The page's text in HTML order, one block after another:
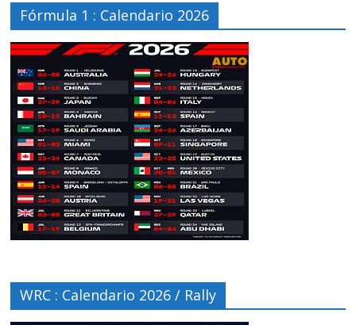
Fórmula 1 : Calendario 2026
WRC : Calendario 2026 / Rally